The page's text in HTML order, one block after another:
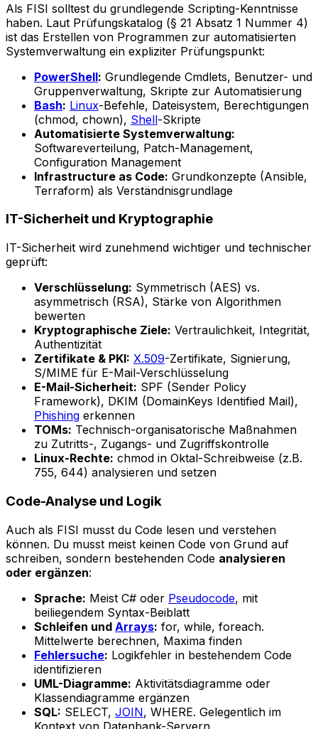
Als FISI solltest du grundlegende Scripting-Kenntnisse
haben. Laut Prüfungskatalog (§ 21 Absatz 1 Nummer 4)
ist das Erstellen von Programmen zur automatisierten
Systemverwaltung ein expliziter Prüfungspunkt:
PowerShell: Grundlegende Cmdlets, Benutzer- und
Gruppenverwaltung, Skripte zur Automatisierung
Bash: Linux-Befehle, Dateisystem, Berechtigungen
(chmod, chown), Shell-Skripte
Automatisierte Systemverwaltung:
Softwareverteilung, Patch-Management,
Configuration Management
Infrastructure as Code: Grundkonzepte (Ansible,
Terraform) als Verständnisgrundlage
IT-Sicherheit und Kryptographie
IT-Sicherheit wird zunehmend wichtiger und technischer
geprüft:
Verschlüsselung: Symmetrisch (AES) vs.
asymmetrisch (RSA), Stärke von Algorithmen
bewerten
Kryptographische Ziele: Vertraulichkeit, Integrität,
Authentizität
Zertifikate & PKI: X.509-Zertifikate, Signierung,
S/MIME für E-Mail-Verschlüsselung
E-Mail-Sicherheit: SPF (Sender Policy
Framework), DKIM (DomainKeys Identified Mail),
Phishing erkennen
TOMs: Technisch-organisatorische Maßnahmen
zu Zutritts-, Zugangs- und Zugriffskontrolle
Linux-Rechte: chmod in Oktal-Schreibweise (z.B.
755, 644) analysieren und setzen
Code-Analyse und Logik
Auch als FISI musst du Code lesen und verstehen
können. Du musst meist keinen Code von Grund auf
schreiben, sondern bestehenden Code analysieren
oder ergänzen:
Sprache: Meist C# oder Pseudocode, mit
beiliegendem Syntax-Beiblatt
Schleifen und Arrays: for, while, foreach.
Mittelwerte berechnen, Maxima finden
Fehlersuche: Logikfehler in bestehendem Code
identifizieren
UML-Diagramme: Aktivitätsdiagramme oder
Klassendiagramme ergänzen
SQL: SELECT, JOIN, WHERE. Gelegentlich im
Kontext von Datenbank-Servern